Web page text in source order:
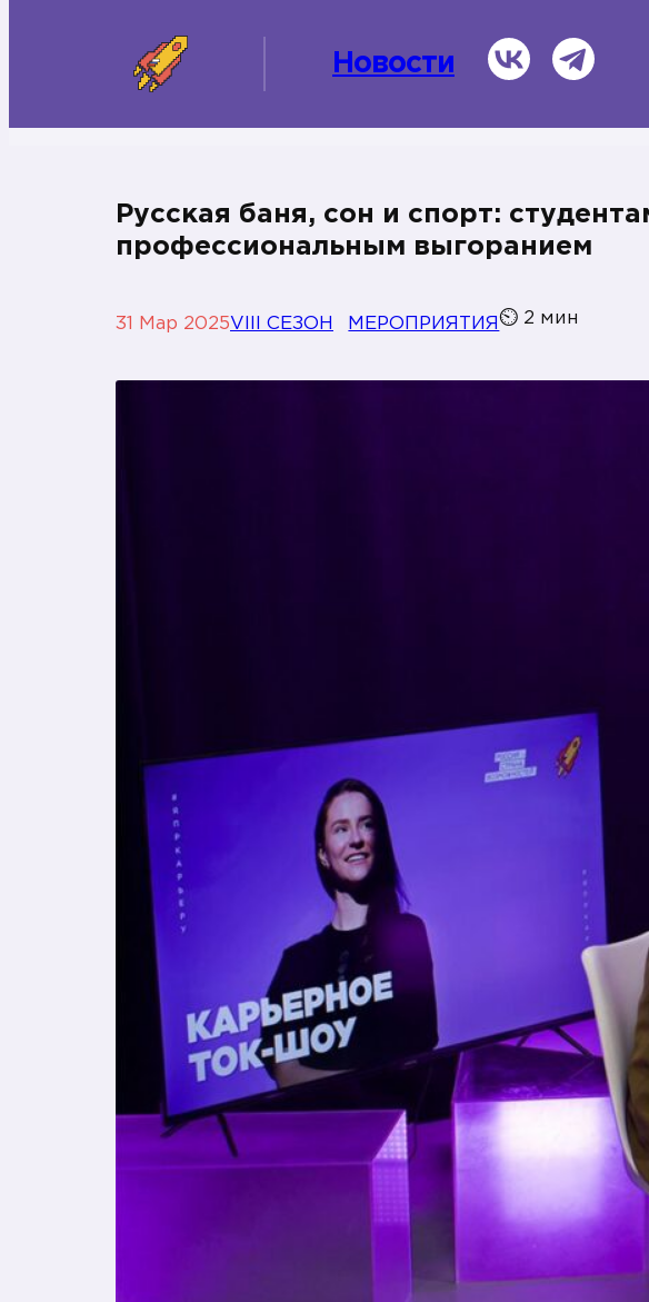
Новости ВКонтакте
Русская баня, сон и спорт:
профессиональным выгоранием
31 Мар 2025VIII СЕЗОН МЕРОПРИЯТИЯ⏲ 2 мин